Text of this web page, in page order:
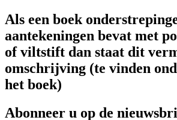
Als een boek
aantekeningen bevat met
of viltstift dan staat dit
omschrijving (te vinden
het boek)
Abonneer u op de